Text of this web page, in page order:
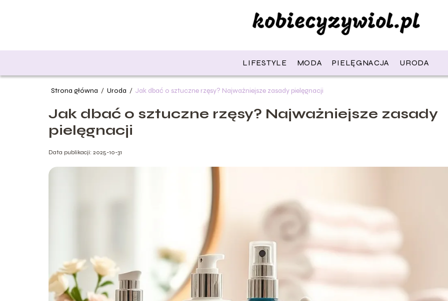
LIFESTYLE MODA PIELĘGNACJA URODA
Strona główna / Uroda / Jak dbać o sztuczne rzęsy? Najważniejsze zasady pielęgnacji
Jak dbać o sztuczne rzęsy? Najważniejsze zasady
pielęgnacji
Data publikacji: 2025-10-31